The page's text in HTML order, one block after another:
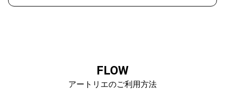
FLOW
アートリエのご利用方法